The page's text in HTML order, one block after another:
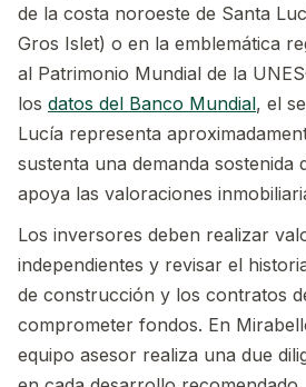
de la costa noroeste de Santa
Gros Islet) o en la emblemática
al Patrimonio Mundial de la
los datos del Banco Mundial, el
Lucía representa
sustenta una demanda sostenida
apoya las valoraciones
Los inversores deben realizar
independientes y revisar el
de construcción y los contratos
comprometer fondos. En
equipo asesor realiza una due